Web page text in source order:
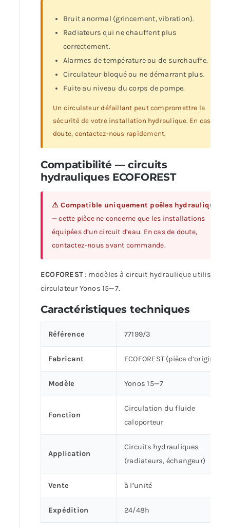
Bruit anormal (grincement, vibration).
Radiateurs qui ne chauffent plus
correctement.
Alarmes de température ou de surchauffe.
Circulateur bloqué ou ne démarrant plus.
Fuite au niveau du corps de pompe.
Un circulateur défaillant peut compromettre la
sécurité de votre installation hydraulique. En cas de
doute, contactez-nous rapidement.
Compatibilité — circuits
hydrauliques ECOFOREST
⚠ Compatible uniquement poêles hydrauliques
— cette pièce ne concerne que les installations
équipées d’un circuit d’eau. En cas de doute,
contactez-nous avant commande.
ECOFOREST : modèles à circuit hydraulique utilisant le
circulateur Yonos 15—7.
Caractéristiques techniques
Référence 77199/3
Fabricant ECOFOREST (pièce d’origine)
Modèle Yonos 15—7
Fonction
Circulation du fluide
caloporteur
Application
Circuits hydrauliques
(radiateurs, échangeur)
Vente à l’unité
Expédition 24/48h